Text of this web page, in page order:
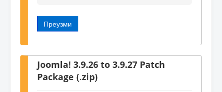
Преузми
Joomla! 3.9.26 to 3.9.27 Patch
Package (.zip)